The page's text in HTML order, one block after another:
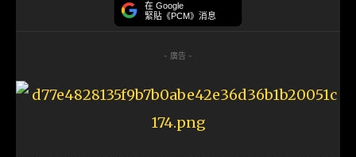
在 Google
緊貼《PCM》消息
- 廣告 -